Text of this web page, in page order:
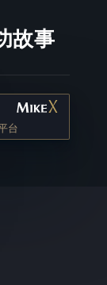
故事
台